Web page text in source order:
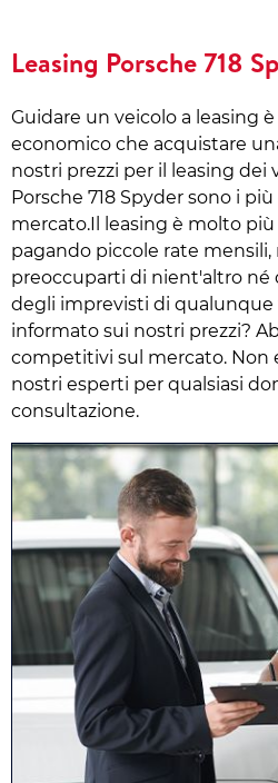
Leasing Porsche 718
Guidare un veicolo a leasing
economico che acquistare
nostri prezzi per il leasing dei
Porsche 718 Spyder sono i
mercato.Il leasing è molto
pagando piccole rate mensili,
preoccuparti di nient'altro né
degli imprevisti di qualunque
informato sui nostri prezzi?
competitivi sul mercato. Non
nostri esperti per qualsiasi
consultazione.